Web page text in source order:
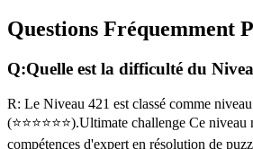
Questions Fréquemment
Q:Quelle est la difficulté du
R: Le Niveau 421 est classé comme niveau
(⭐⭐⭐⭐⭐⭐).Ultimate challenge Ce niveau
compétences d'expert en résolution de